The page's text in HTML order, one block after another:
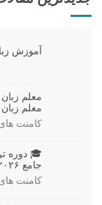
آموزش
معلم
معلم
کامنت
🎓 دوره
جامع ۲۰۲۶
کامنت